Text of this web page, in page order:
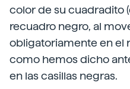
color de su cuadradito
recuadro negro, al
obligatoriamente en el
como hemos dicho
en las casillas negras.